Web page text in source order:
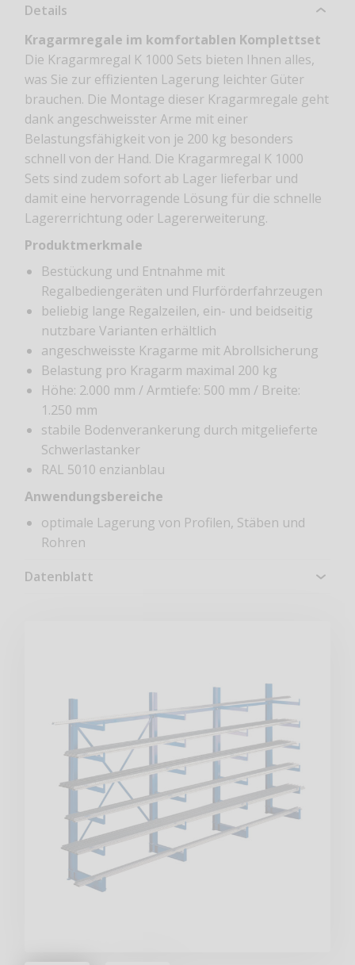
Details
Kragarmregale im komfortablen Komplettset
Die Kragarmregal K 1000 Sets bieten Ihnen alles,
was Sie zur effizienten Lagerung leichter Güter
brauchen. Die Montage dieser Kragarmregale geht
dank angeschweisster Arme mit einer
Belastungsfähigkeit von je 200 kg besonders
schnell von der Hand. Die Kragarmregal K 1000
Sets sind zudem sofort ab Lager lieferbar und
damit eine hervorragende Lösung für die schnelle
Lagererrichtung oder Lagererweiterung.
Produktmerkmale
Bestückung und Entnahme mit
Regalbediengeräten und Flurförderfahrzeugen
beliebig lange Regalzeilen, ein- und beidseitig
nutzbare Varianten erhältlich
angeschweisste Kragarme mit Abrollsicherung
Belastung pro Kragarm maximal 200 kg
Höhe: 2.000 mm / Armtiefe: 500 mm / Breite:
1.250 mm
stabile Bodenverankerung durch mitgelieferte
Schwerlastanker
RAL 5010 enzianblau
Anwendungsbereiche
optimale Lagerung von Profilen, Stäben und
Rohren
Datenblatt